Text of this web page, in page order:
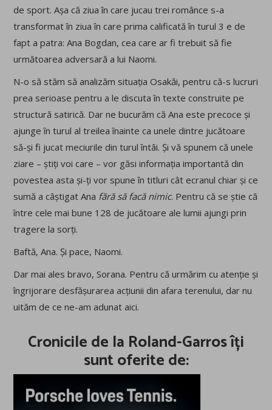
de sport. Așa că ziua în care jucau trei românce s-a
transformat în ziua în care prima calificată în turul 3 e de
fapt a patra: Ana Bogdan, cea care ar fi trebuit să fie
următoarea adversară a lui Naomi.
N-o să stăm să analizăm situația Osakăi, pentru că-s lucruri
prea serioase pentru a le discuta în texte construite pe
structură satirică. Dar ne bucurăm că Ana este precoce și
ajunge în turul al treilea înainte ca unele dintre jucătoare
să-și fi jucat meciurile din turul întâi. Și vă spunem că unele
ziare – știți voi care – vor găsi informația importantă din
povestea asta și-ți vor spune în titluri cât ecranul chiar și ce
sumă a câștigat Ana fără să facă nimic. Pentru că se știe că
între cele mai bune 128 de jucătoare ale lumii ajungi prin
tragere la sorți.
Baftă, Ana. Și pace, Naomi.
Dar mai ales bravo, Sorana. Pentru că urmărim cu atenție și
îngrijorare desfășurarea acțiunii din afara terenului, dar nu
uităm de ce ne-am adunat aici.
Cronicile de la Roland-Garros îți
sunt oferite de: